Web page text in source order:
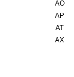
АО
АР
АТ
АХ